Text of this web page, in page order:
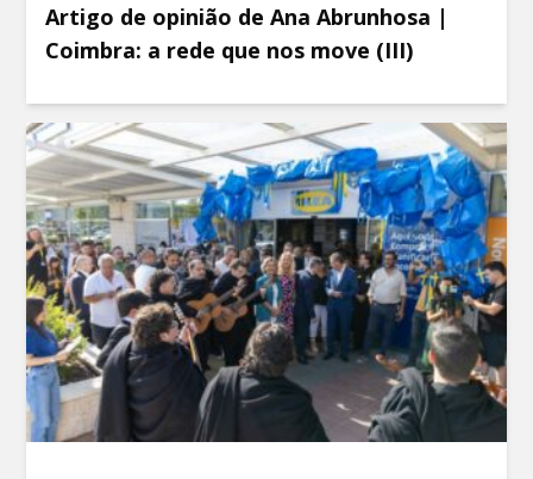
Artigo de opinião de Ana Abrunhosa |
Coimbra: a rede que nos move (III)